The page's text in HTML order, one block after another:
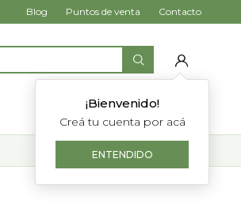
¡Bienvenido!
Creá tu cuenta por acá
ENTENDIDO
Blog Puntos de venta Contacto